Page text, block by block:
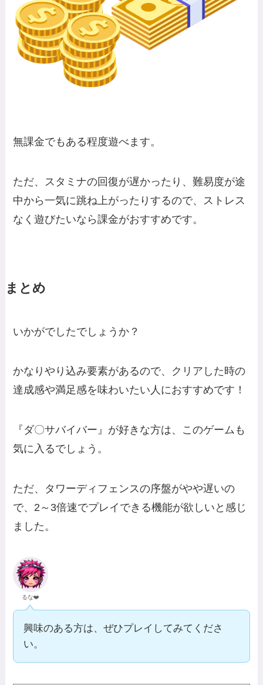
無課金でもある程度遊べます。
ただ、スタミナの回復が遅かったり、難易度が途
中から一気に跳ね上がったりするので、ストレス
なく遊びたいなら課金がおすすめです。
まとめ
いかがでしたでしょうか？
かなりやり込み要素があるので、クリアした時の
達成感や満足感を味わいたい人におすすめです！
『ダ〇サバイバー』が好きな方は、このゲームも
気に入るでしょう。
ただ、タワーディフェンスの序盤がやや遅いの
で、2～3倍速でプレイできる機能が欲しいと感じ
ました。
るな❤️
興味のある方は、ぜひプレイしてみてくださ
い。